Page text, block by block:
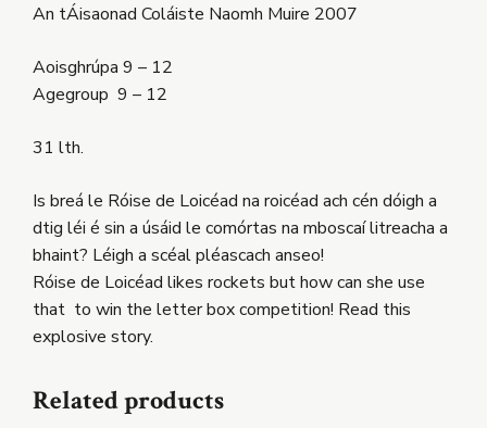
An tÁisaonad Coláiste Naomh Muire 2007
Aoisghrúpa 9 – 12
Agegroup 9 – 12
31 lth.
Is breá le Róise de Loicéad na roicéad ach cén dóigh a
dtig léi é sin a úsáid le comórtas na mboscaí litreacha a
bhaint? Léigh a scéal pléascach anseo!
Róise de Loicéad likes rockets but how can she use
that to win the letter box competition! Read this
explosive story.
Related products